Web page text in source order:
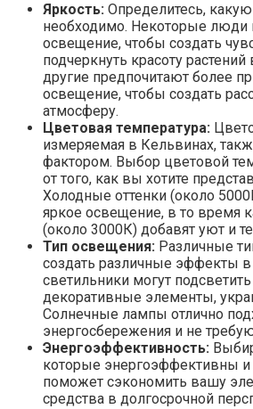
Яркость: Определитесь,
необходимо. Некоторые люди
освещение, чтобы создать
подчеркнуть красоту растений
другие предпочитают более
освещение, чтобы создать
атмосферу.
Цветовая температура:
измеряемая в Кельвинах,
фактором. Выбор цветовой
от того, как вы хотите
Холодные оттенки (около
яркое освещение, в то время
(около 3000К) добавят уют и
Тип освещения: Различные
создать различные эффекты в
светильники могут
декоративные элементы,
Солнечные лампы отлично
энергосбережения и не
Энергоэффективность:
которые энергоэффективны
поможет сэкономить вашу
средства в долгосрочной